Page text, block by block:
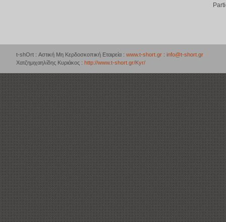
t-shOrt : Αστική Μη Κερδοσκοπική Εταιρεία : www.t-short.gr : info@t-short.gr
Χατζημιχαηλίδης Κυριάκος : http://www.t-short.gr/Kyr/